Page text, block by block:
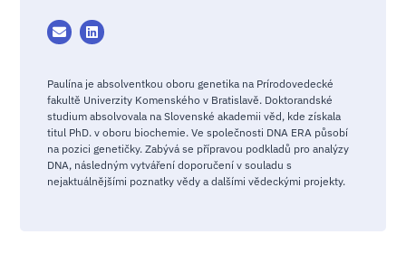
Paulína je absolventkou oboru genetika na Prírodovedecké
fakultě Univerzity Komenského v Bratislavě. Doktorandské
studium absolvovala na Slovenské akademii věd, kde získala
titul PhD. v oboru biochemie. Ve společnosti DNA ERA působí
na pozici genetičky. Zabývá se přípravou podkladů pro analýzy
DNA, následným vytváření doporučení v souladu s
nejaktuálnějšími poznatky vědy a dalšími vědeckými projekty.